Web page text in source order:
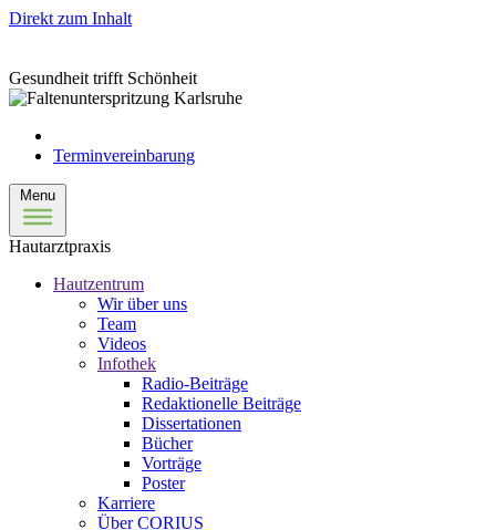
Direkt zum Inhalt
Gesundheit trifft Schönheit
Terminvereinbarung
Menu
Hautarztpraxis
Hautzentrum
Wir über uns
Team
Videos
Infothek
Radio-Beiträge
Redaktionelle Beiträge
Dissertationen
Bücher
Vorträge
Poster
Karriere
Über CORIUS